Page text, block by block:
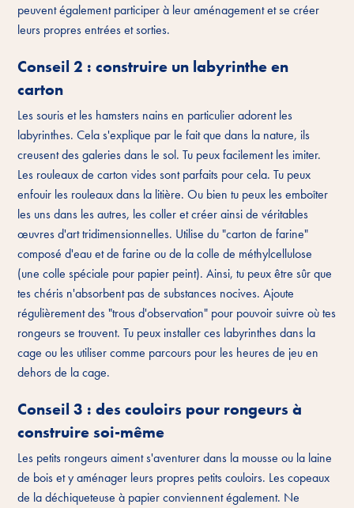
peuvent également participer à leur aménagement et se créer
leurs propres entrées et sorties.
Conseil 2 : construire un labyrinthe en
carton
Les souris et les hamsters nains en particulier adorent les
labyrinthes. Cela s'explique par le fait que dans la nature, ils
creusent des galeries dans le sol. Tu peux facilement les imiter.
Les rouleaux de carton vides sont parfaits pour cela. Tu peux
enfouir les rouleaux dans la litière. Ou bien tu peux les emboîter
les uns dans les autres, les coller et créer ainsi de véritables
œuvres d'art tridimensionnelles. Utilise du "carton de farine"
composé d'eau et de farine ou de la colle de méthylcellulose
(une colle spéciale pour papier peint). Ainsi, tu peux être sûr que
tes chéris n'absorbent pas de substances nocives. Ajoute
régulièrement des "trous d'observation" pour pouvoir suivre où tes
rongeurs se trouvent. Tu peux installer ces labyrinthes dans la
cage ou les utiliser comme parcours pour les heures de jeu en
dehors de la cage.
Conseil 3 : des couloirs pour rongeurs à
construire soi-même
Les petits rongeurs aiment s'aventurer dans la mousse ou la laine
de bois et y aménager leurs propres petits couloirs. Les copeaux
de la déchiqueteuse à papier conviennent également. Ne